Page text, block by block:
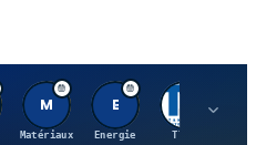
M
Matériaux
E
Energie TTWO